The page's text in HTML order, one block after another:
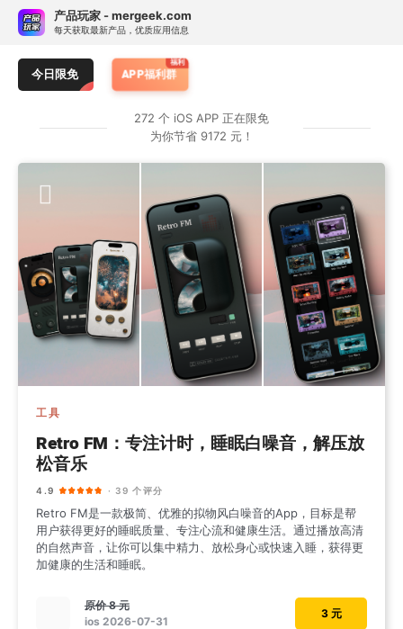
产品玩家 - mergeek.com
每天获取最新产品，优质应用信息
Follow - 产品限免情报
追踪应用游戏价格波动并提醒
Skip
content
订阅热门 APP 限免提醒
CleanPics-单击即享清
仅应用
≥ ¥40
订阅专属 APP 限免提醒
暂无专属限免 APP 订阅，前往服务号 mergeek 添加
今日限免 APP福利群
272 个 iOS APP 正在限免
为你节省 9172 元！
工具
Retro FM：专注计时，睡眠白噪音，解压放
松音乐
4.9 · 39 个评分
Retro FM是一款极简、优雅的拟物风白噪音的App，目标是帮
用户获得更好的睡眠质量、专注心流和健康生活。通过播放高清
的自然声音，让你可以集中精力、放松身心或快速入睡，获得更
加健康的生活和睡眠。
原价8 元
ios 2026-07-31
3 元